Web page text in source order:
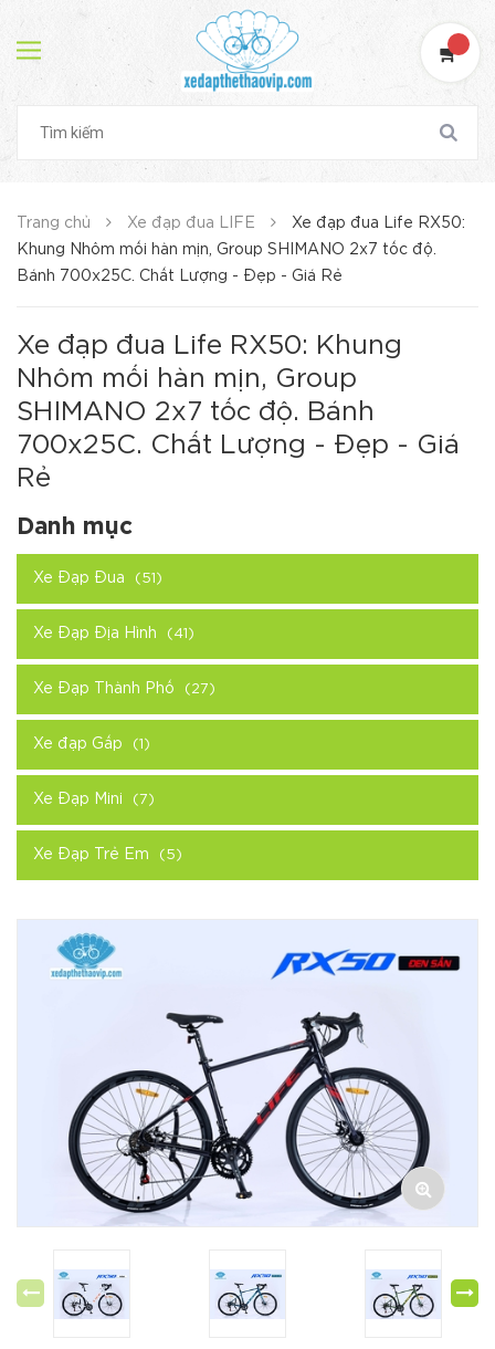
Trang chủ Xe đạp đua LIFE
Xe đạp đua Life RX50:
Khung Nhôm mối hàn mịn, Group SHIMANO 2x7 tốc độ.
Bánh 700x25C. Chất Lượng - Đẹp - Giá Rẻ
Xe đạp đua Life RX50: Khung
Nhôm mối hàn mịn, Group
SHIMANO 2x7 tốc độ. Bánh
700x25C. Chất Lượng - Đẹp - Giá
Rẻ
Danh mục
Xe Đạp Đua (51)
Xe Đạp Địa Hình (41)
Xe Đạp Thành Phố (27)
Xe đạp Gấp (1)
Xe Đạp Mini (7)
Xe Đạp Trẻ Em (5)